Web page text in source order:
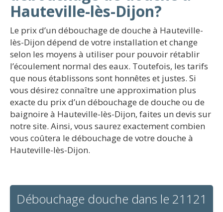
Hauteville-lès-Dijon?
Le prix d’un débouchage de douche à Hauteville-
lès-Dijon dépend de votre installation et change
selon les moyens à utiliser pour pouvoir rétablir
l’écoulement normal des eaux. Toutefois, les tarifs
que nous établissons sont honnêtes et justes. Si
vous désirez connaître une approximation plus
exacte du prix d’un débouchage de douche ou de
baignoire à Hauteville-lès-Dijon, faites un devis sur
notre site. Ainsi, vous saurez exactement combien
vous coûtera le débouchage de votre douche à
Hauteville-lès-Dijon.
Débouchage douche dans le 21121